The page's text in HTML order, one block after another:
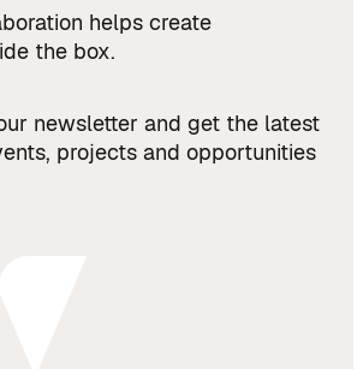
helps create
the box.
newsletter and get the latest
projects and opportunities